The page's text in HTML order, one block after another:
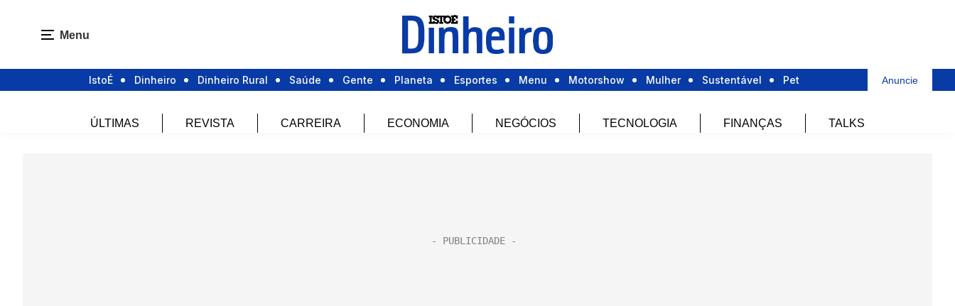
Menu
IstoÉ Dinheiro Dinheiro Rural Saúde Gente Planeta Esportes Menu Motorshow Mulher Sustentável Pet Anuncie
ÚLTIMAS REVISTA CARREIRA ECONOMIA NEGÓCIOS TECNOLOGIA FINANÇAS TALKS